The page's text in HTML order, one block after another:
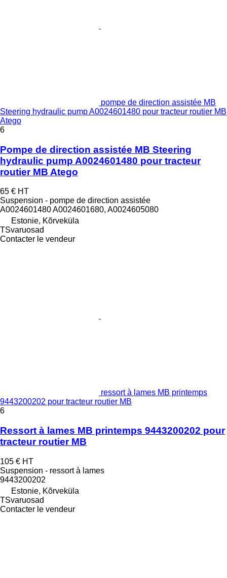
pompe de direction assistée MB
Steering hydraulic pump A0024601480 pour tracteur routier MB
Atego
6
Pompe de direction assistée MB Steering
hydraulic pump A0024601480 pour tracteur
routier MB Atego
65 € HT
Suspension - pompe de direction assistée
A0024601480 A0024601680, A0024605080
Estonie, Kõrveküla
TSvaruosad
Contacter le vendeur
ressort à lames MB printemps
9443200202 pour tracteur routier MB
6
Ressort à lames MB printemps 9443200202 pour
tracteur routier MB
105 € HT
Suspension - ressort à lames
9443200202
Estonie, Kõrveküla
TSvaruosad
Contacter le vendeur